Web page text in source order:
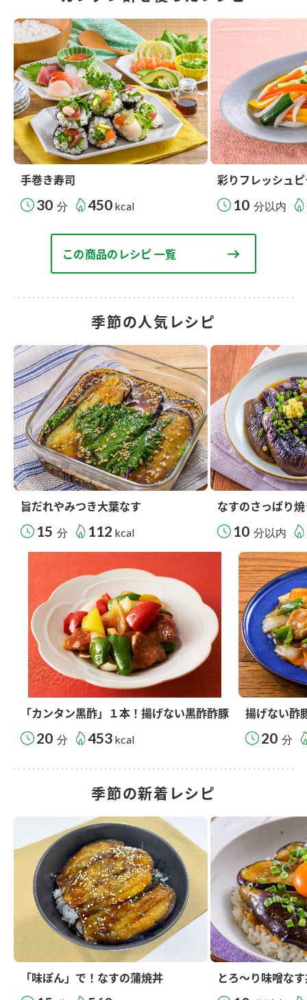
手巻き寿司
30 分 450 kcal
彩りフレッシュ
10 分以内
この商品のレシピ 一覧
季節の人気レシピ
旨だれやみつき大葉なす
15 分 112 kcal
なすのさっぱり
10 分以内
「カンタン黒酢」１本！揚げない黒酢酢豚
20 分 453 kcal
揚げない酢
20 分
季節の新着レシピ
「味ぽん」で！なすの蒲焼丼 とろ～り味噌な